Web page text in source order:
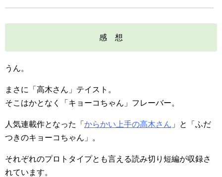
感 想
うん。
まさに「高木さん」テイスト。
そこはかとなく「キョーコちゃん」フレーバー。
人気連載作となった「 からかい上手の高木さん 」と「ふだ
つきのキョーコちゃん」。
それぞれのプロトタイプとも言える読み切り短編が収録さ
れています。